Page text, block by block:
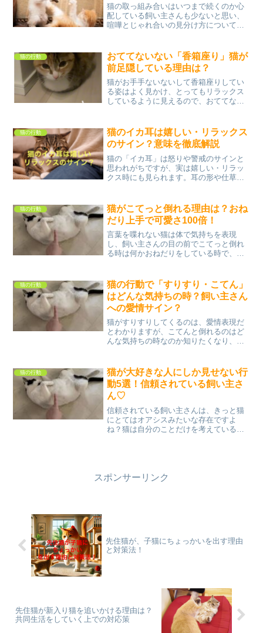
猫の取っ組み合いはいつまで続くのか心
配している飼い主さんも少ないと思い、
喧嘩とじゃれ合いの見分け方について調
ターンがあり、猫は温厚な動物なので室
内飼いの場合は、ケガを...
猫の行動
おててないない「香箱座り」猫が
前足隠している理由は？
猫がお手手ないないして香箱座りしてい
る姿はよく見かけ、とってもリラックス
しているように見えるので、おててない
っていて、ほのぼのした気持ちになりま
す。猫の座り方一つとって...
猫の行動
猫のイカ耳は嬉しい・リラックス
のサイン？意味を徹底解説
猫の「イカ耳」は怒りや警戒のサインと
思われがちですが、実は嬉しい・リラッ
クス時にも見られます。耳の形や仕草か
猫の行動
猫がこてっと倒れる理由は？おね
だり上手で可愛さ100倍！
言葉を喋れない猫は体で気持ちを表現
し、飼い主さんの目の前でこてっと倒れ
る時は何かおねだりをしている時で、そ
ます。餌や水がほしい時、トイレをきれ
いにしてほしい時、一緒...
猫の行動
猫の行動で「すりすり・こてん」
はどんな気持ちの時？飼い主さん
への愛情サイン？
猫がすりすりしてくるのは、愛情表現だ
とわかりますが、こてんと倒れるのはど
んな気持ちの時なのか知りたくなり、少
んな言葉をかけてあげれば良いのかがわ
かってくると思います。⇒...
猫の行動
猫が大好きな人にしか見せない行
動5選！信頼されている飼い主さ
ん♡
信頼されている飼い主さんは、きっと猫
にとてはオアシスみたいな存在ですよ
ね？猫は自分のことだけを考えているか
スポンサーリンク
先住猫が、子猫にちょっかいを出す理由
と対策法！
先住猫が新入り猫を追いかける理由は？
共同生活をしていく上での対応策